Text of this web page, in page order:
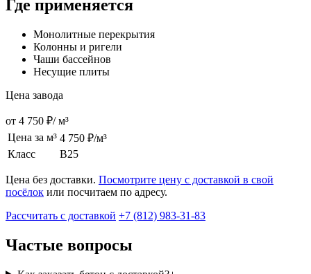
Где применяется
Монолитные перекрытия
Колонны и ригели
Чаши бассейнов
Несущие плиты
Цена завода
от 4 750 ₽/ м³
Цена за м³ 4 750 ₽/м³
Класс
B25
Цена без доставки. Посмотрите цену с доставкой в свой
посёлок или посчитаем по адресу.
Рассчитать с доставкой +7 (812) 983-31-83
Частые вопросы